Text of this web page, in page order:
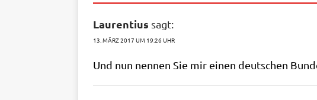
Laurentius sagt:
13. MÄRZ 2017 UM 19:26 UHR
Und nun nen­nen Sie mir einen deut­schen